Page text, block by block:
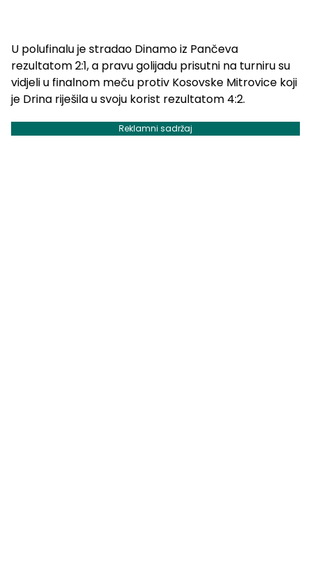
U polufinalu je stradao Dinamo iz Pančeva
rezultatom 2:1, a pravu golijadu prisutni na turniru su
vidjeli u finalnom meču protiv Kosovske Mitrovice koji
je Drina riješila u svoju korist rezultatom 4:2.
Reklamni sadržaj